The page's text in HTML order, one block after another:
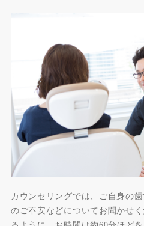
カウンセリングでは、ご自身の
のご不安などについてお聞かせ